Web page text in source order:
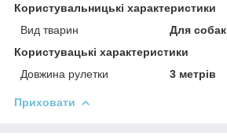
Користувальницькі характеристики
Вид тварин
Для собак
Користувацькi характеристики
Довжина рулетки
3 метрів
Приховати